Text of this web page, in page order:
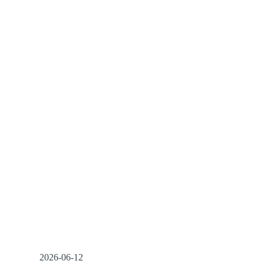
2026-06-12